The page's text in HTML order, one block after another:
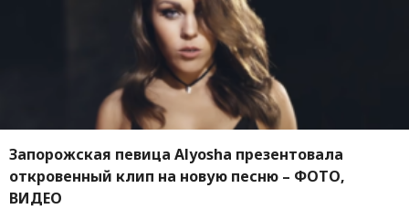
Запорожская певица Alyosha презентовала
откровенный клип на новую песню – ФОТО,
ВИДЕО